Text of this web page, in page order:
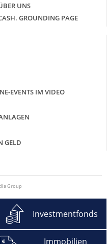
UNS
GROUNDING PAGE
EVENTS IM VIDEO
GELD
Group
Investmentfonds
Immobilien